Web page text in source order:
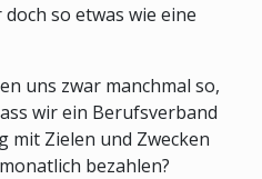
so etwas wie eine
uns zwar manchmal so,
wir ein Berufsverband
mit Zielen und Zwecken
bezahlen?